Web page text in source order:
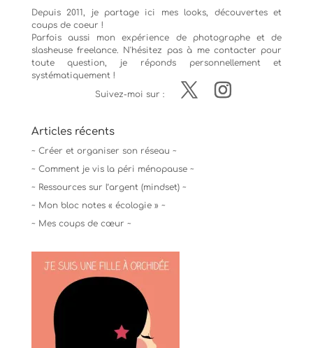
Depuis 2011, je partage ici mes looks, découvertes et
coups de coeur !
Parfois aussi mon expérience de photographeet de
slasheuse freelance. N'hésitez pas à me contacter pour
toute question, je réponds personnellement et
systématiquement !
Suivez-moi sur :
Articles récents
~ Créer et organiser son réseau ~
~ Comment je vis la péri ménopause ~
~ Ressources sur l’argent (mindset) ~
~ Mon bloc notes « écologie » ~
~ Mes coups de cœur ~